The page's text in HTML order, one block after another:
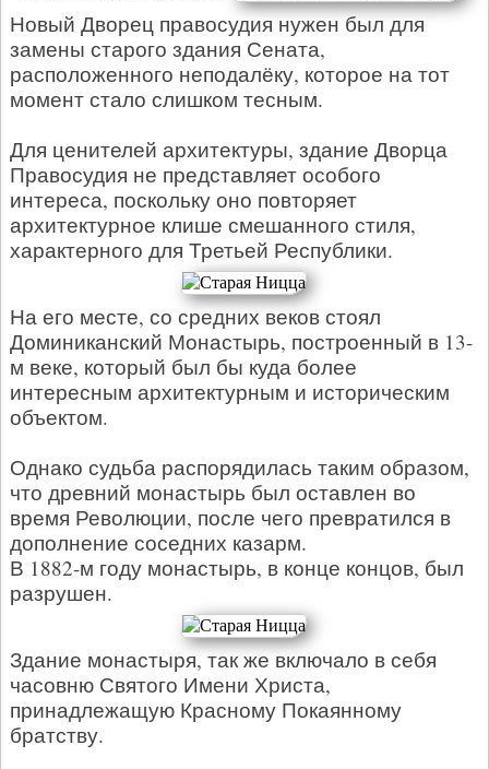
Новый Дворец правосудия нужен был для
замены старого здания Сената,
расположенного неподалёку, которое на тот
момент стало слишком тесным.
Для ценителей архитектуры, здание Дворца
Правосудия не представляет особого
интереса, поскольку оно повторяет
архитектурное клише смешанного стиля,
характерного для Третьей Республики.
На его месте, со средних веков стоял
Доминиканский Монастырь, построенный в 13-
м веке, который был бы куда более
интересным архитектурным и историческим
объектом.
Однако судьба распорядилась таким образом,
что древний монастырь был оставлен во
время Революции, после чего превратился в
дополнение соседних казарм.
В 1882-м году монастырь, в конце концов, был
разрушен.
Здание монастыря, так же включало в себя
часовню Святого Имени Христа,
принадлежащую Красному Покаянному
братству.